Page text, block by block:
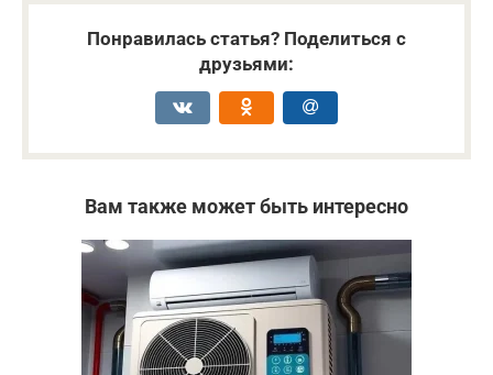
Понравилась статья? Поделиться с
друзьями:
Вам также может быть интересно